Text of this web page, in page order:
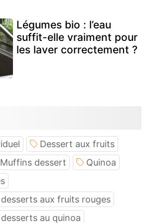
Légumes bio : l’eau
suffit-elle vraiment pour
les laver correctement ?
Dessert aux fruits
Muffins dessert
Quinoa
aux fruits rouges
au quinoa